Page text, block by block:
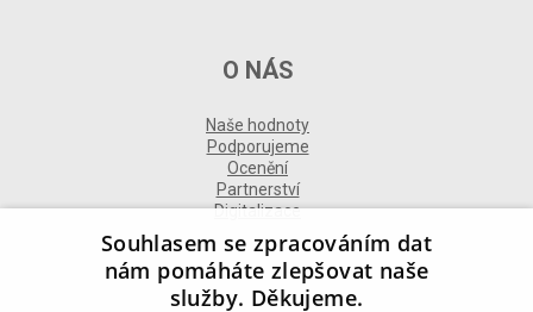
O NÁS
Naše hodnoty
Podporujeme
Ocenění
Partnerství
Digitalizace
Souhlasem se zpracováním dat
nám pomáháte zlepšovat naše
služby. Děkujeme.